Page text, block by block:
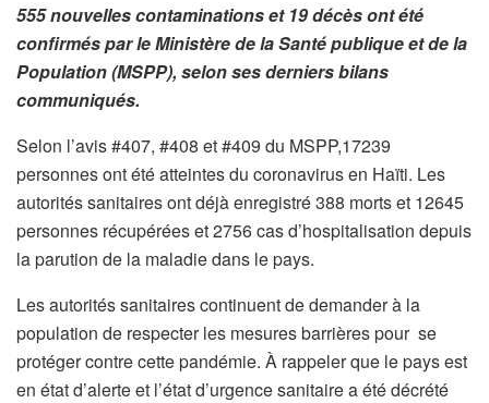
555 nouvelles contaminations et 19 décès ont été
confirmés par le Ministère de la Santé publique et de la
Population (MSPP), selon ses derniers bilans
communiqués.
Selon l’avis #407, #408 et #409 du MSPP,17239
personnes ont été atteintes du coronavirus en Haïti. Les
autorités sanitaires ont déjà enregistré 388 morts et 12645
personnes récupérées et 2756 cas d’hospitalisation depuis
la parution de la maladie dans le pays.
Les autorités sanitaires continuent de demander à la
population de respecter les mesures barrières pour se
protéger contre cette pandémie. À rappeler que le pays est
en état d’alerte et l’état d’urgence sanitaire a été décrété